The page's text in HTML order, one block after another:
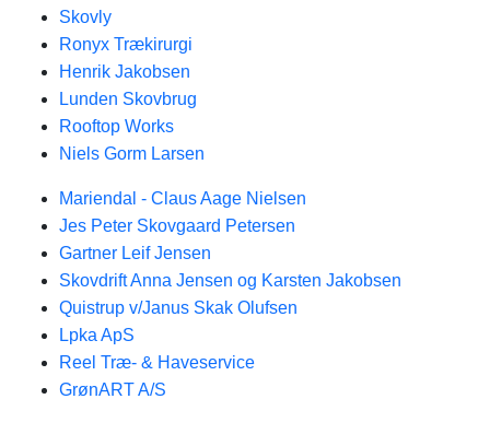
Skovly
Ronyx Trækirurgi
Henrik Jakobsen
Lunden Skovbrug
Rooftop Works
Niels Gorm Larsen
Mariendal - Claus Aage Nielsen
Jes Peter Skovgaard Petersen
Gartner Leif Jensen
Skovdrift Anna Jensen og Karsten Jakobsen
Quistrup v/Janus Skak Olufsen
Lpka ApS
Reel Træ- & Haveservice
GrønART A/S